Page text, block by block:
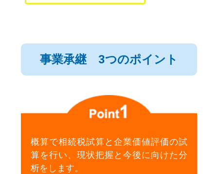
事業承継 3つのポイント
概算で相続税試算と企業価値評価の試
算を行い、現状把握と今後に向けた分
析をします。